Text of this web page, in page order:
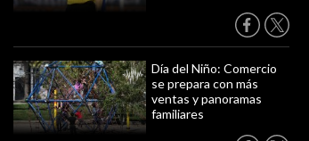
Día del Niño: Comercio
se prepara con más
ventas y panoramas
familiares